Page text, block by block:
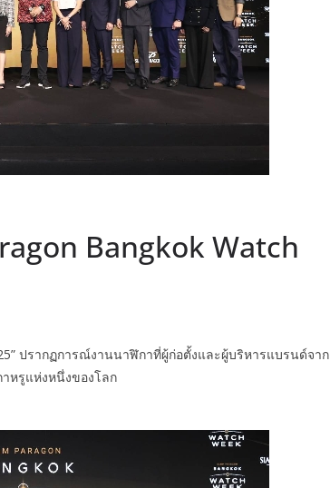
Bangkok Watch
ปรากฏการณ์งานนาฬิกาที่ผู้ก่อตั้งและผู้บริหารแบรนด์จาก
หรูแห่งหนึ่งของโลก